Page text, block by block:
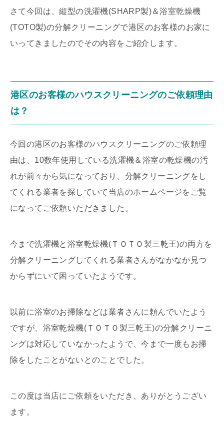
さて今回は、縦型の洗濯機(SHARP製)＆浴室乾燥機
(TOTO製)の分解クリーニングで港区のお客様のお家に
いってきましたのでその内容をご紹介します。
港区のお客様のハウスクリーニングのご依頼理由
は？
今回の港区のお客様のハウスクリーニングのご依頼理
由は、10数年使用している洗濯機＆浴室の乾燥機の汚
れが前々から気になっており、分解クリーニングをし
てくれる業者を探していて当店のホームページをご覧
になってご依頼いただきました。
今まで洗濯機と浴室乾燥機(ＴＯＴＯ製三乾王)の両方を
分解クリーニングしてくれる業者さんがなかなか見つ
からずにいて困っていたようです。
以前に浴室のお掃除などは業者さんに頼んでいたよう
ですが、浴室乾燥機(ＴＯＴＯ製三乾王)の分解クリーニ
ングは対応していなかったようで、今まで一度もお掃
除をしたことがないとのことでした。
この度は当店にご依頼をいただき、ありがとうござい
ます。